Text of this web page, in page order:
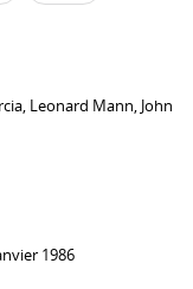
, Leonard Mann, John
1986